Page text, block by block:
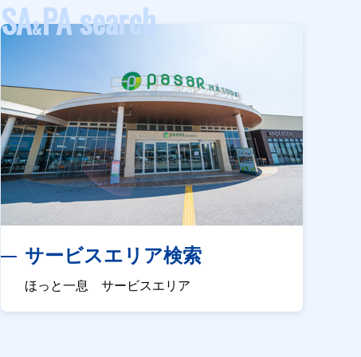
SA&PA search
サービスエリア検索
ほっと一息 サービスエリア